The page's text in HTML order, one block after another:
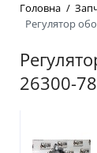
Головна
Регулятор
26300-